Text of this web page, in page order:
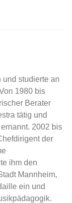
studierte an
1980 bis
Berater
tätig und
2002 bis
der
ihm den
Mannheim,
ein und